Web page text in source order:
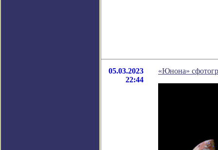
05.03.2023
22:44
«Юнона»